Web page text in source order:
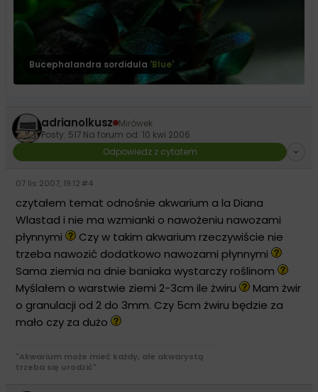
Bucephalandra sordidula 'Blue'
adrianolkusz Mirówek
Posty: 517 Na forum od: 10 kwi 2006
Odpowiedz z cytatem
07 lis 2007, 19:12#4
czytałem temat odnośnie akwarium a la Diana
Wlastad i nie ma wzmianki o nawożeniu nawozami
płynnymi
Czy w takim akwarium rzeczywiście nie
trzeba nawozić dodatkowo nawozami płynnymi
Sama ziemia na dnie baniaka wystarczy roślinom
Myślałem o warstwie ziemi 2-3cm ile żwiru
Mam żwir
o granulacji od 2 do 3mm. Czy 5cm żwiru będzie za
mało czy za dużo
"Akwarium może mieć każdy, ale akwarystą
trzeba się urodzić"